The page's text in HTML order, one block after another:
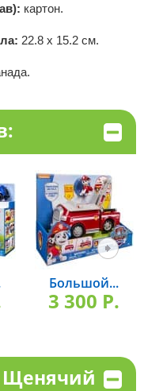
картон.
22.8 х 15.2 см.
Большой...
3 300 P.
Щенячий